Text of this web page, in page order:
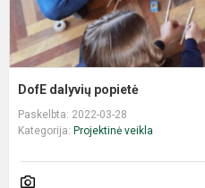
DofE dalyvių popietė
Paskelbta: 2022-03-28
Kategorija: Projektinė veikla